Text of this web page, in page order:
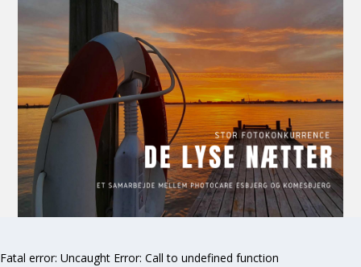
Fatal error: Uncaught Error: Call to undefined function